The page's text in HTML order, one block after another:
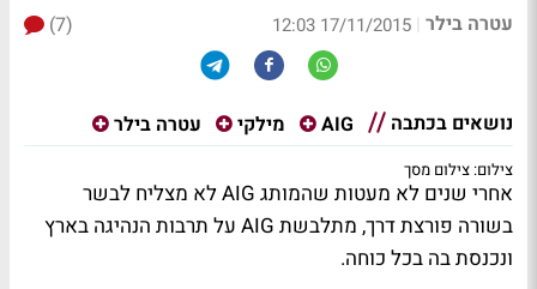
עטרה בילר |
17/11/2015 12:03
(7)
נושאים בכתבה AIG מילקי עטרה בילר
צילום: צילום מסך
אחרי שנים לא מעטות שהמותג AIG לא מצליח לבשר
בשורה פורצת דרך, מתלבשת AIG על תרבות הנהיגה בארץ
ונכנסת בה בכל כוחה.